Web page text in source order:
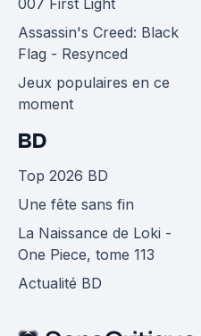
007 First Light
Assassin's Creed: Black
Flag - Resynced
Jeux populaires en ce
moment
BD
Top 2026 BD
Une fête sans fin
La Naissance de Loki -
One Piece, tome 113
Actualité BD